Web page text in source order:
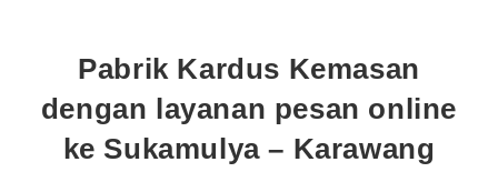
Pabrik Kardus Kemasan
dengan layanan pesan online
ke Sukamulya – Karawang